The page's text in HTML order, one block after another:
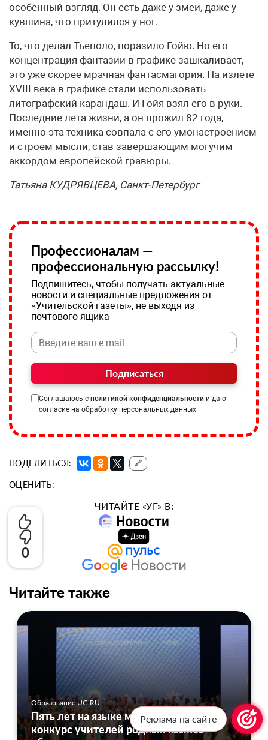
0
особенный взгляд. Он есть даже у змеи, даже у
кувшина, что притулился у ног.
То, что делал Тьеполо, поразило Гойю. Но его
концентрация фантазии в графике зашкаливает,
это уже скорее мрачная фантасмагория. На излете
XVIII века в графике стали использовать
литографский карандаш. И Гойя взял его в руки.
Последние лета жизни, а он прожил 82 года,
именно эта техника совпала с его умонастроением
и строем мысли, став завершающим могучим
аккордом европейской гравюры.
Татьяна КУДРЯВЦЕВА, Санкт-Петербург
Профессионалам —
профессиональную рассылку!
Подпишитесь, чтобы получать актуальные
новости и специальные предложения от
«Учительской газеты», не выходя из
почтового ящика
Подписаться
Соглашаюсь с политикой конфиденциальности и даю
согласие на обработку персональных данных
ПОДЕЛИТЬСЯ: 🔗
ОЦЕНИТЬ:
ЧИТАЙТЕ «УГ» В:
Читайте также
Образование UG.RU
Пять лет на языке мастерства: как
конкурс учителей родных языков
Реклама на сайте